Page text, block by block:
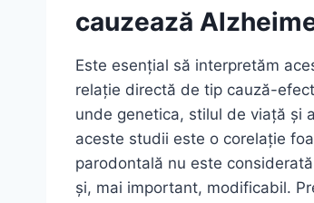
cauzează
Este esențial să interpretăm
relație directă de tip cauză-
unde genetica, stilul de viață și
aceste studii este o corelație
parodontală nu este
și, mai important, modificabil.